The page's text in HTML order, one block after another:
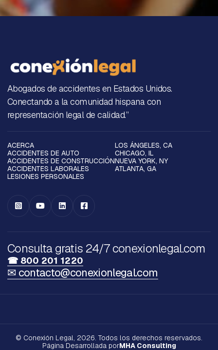
Abogados de accidentes en Estados Unidos.
Conectando a la comunidad hispana con
representación legal de calidad.”
ACERCA
ACCIDENTES DE AUTO
ACCIDENTES DE CONSTRUCCIÓN
ACCIDENTES LABORALES
LESIONES PERSONALES
LOS ÁNGELES, CA
CHICAGO, IL
NUEVA YORK, NY
ATLANTA, GA
   
Consulta gratis 24/7 conexionlegal.com
☎ 800 201 1220
✉ contacto@conexionlegal.com
© Conexión Legal, 2026. Todos los derechos reservados.
Página Desarrollada porMHA Consulting